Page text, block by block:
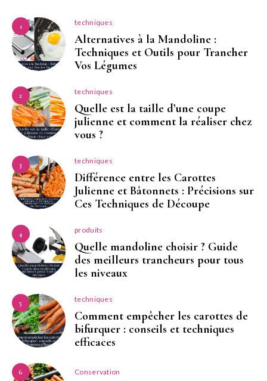
1 techniques
Alternatives à la Mandoline :
Techniques et Outils pour Trancher
Vos Légumes
2 techniques
Quelle est la taille d’une coupe
julienne et comment la réaliser chez
vous ?
3 techniques
Différence entre les Carottes
Julienne et Bâtonnets : Précisions sur
Ces Techniques de Découpe
4 produits
Quelle mandoline choisir ? Guide
des meilleurs trancheurs pour tous
les niveaux
5 techniques
Comment empêcher les carottes de
bifurquer : conseils et techniques
efficaces
6 Conservation